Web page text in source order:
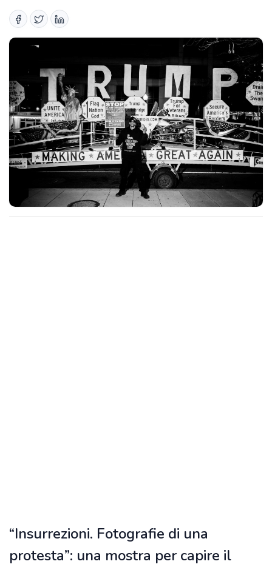
“Insurrezioni. Fotografie di una
protesta”: una mostra per capire il